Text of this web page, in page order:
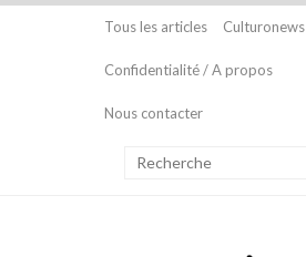
Tous les articles Culturonews
Confidentialité / A propos
Nous contacter